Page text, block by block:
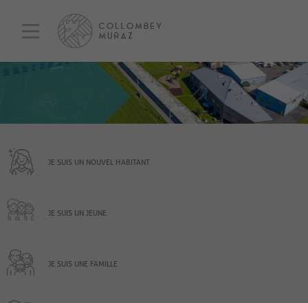
JE SUIS UN NOUVEL HABITANT
JE SUIS UN JEUNE
JE SUIS UNE FAMILLE